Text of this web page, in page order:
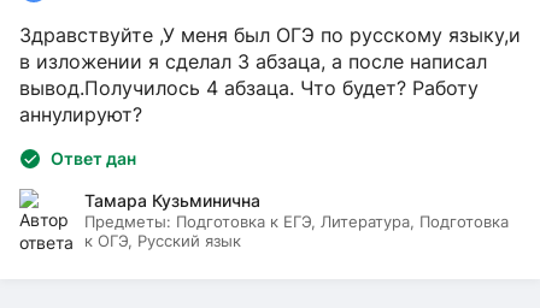
Здравствуйте ,У меня был ОГЭ по русскому языку,и
в изложении я сделал 3 абзаца, а после написал
вывод.Получилось 4 абзаца. Что будет? Работу
аннулируют?
Ответ дан
Тамара Кузьминична
Предметы: Подготовка к ЕГЭ, Литература, Подготовка
к ОГЭ, Русский язык